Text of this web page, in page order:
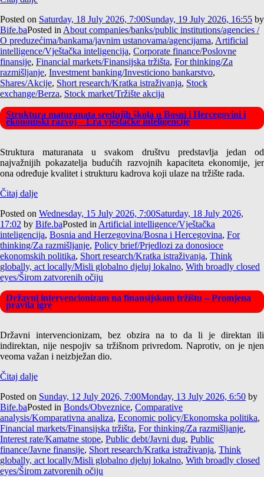
Posted on Saturday, 18 July 2026, 7:00Sunday, 19 July 2026, 16:55 by
Bife.baPosted in About companies/banks/public institutions/agencies /
O preduzećima/bankama/javnim ustanovama/agencijama, Artificial
intelligence/Vještačka inteligencija, Corporate finance/Poslovne
finansije, Financial markets/Finansijska tržišta, For thinking/Za
razmišljanje, Investment banking/Investiciono bankarstvo,
Shares/Akcije, Short research/Kratka istraživanja, Stock
exchange/Berza, Stock market/Tržište akcija
Struktura maturanata srednjih škola u Bosni i Hercegovini i
ekonomski razvoj – Era vještačke inteligencije
Struktura maturanata u svakom društvu predstavlja jedan od
najvažnijih pokazatelja budućih razvojnih kapaciteta ekonomije, jer
ona određuje kvalitet i strukturu kadrova koji ulaze na tržište rada.
Čitaj dalje
Posted on Wednesday, 15 July 2026, 7:00Saturday, 18 July 2026,
17:02 by Bife.baPosted in Artificial intelligence/Vještačka
inteligencija, Bosnia and Herzegovina/Bosna i Hercegovina, For
thinking/Za razmišljanje, Policy brief/Prjedlozi za donosioce
ekonomskih politika, Short research/Kratka istraživanja, Think
globally, act locally/Misli globalno djeluj lokalno, With broadly closed
eyes/Širom zatvorenih očiju
Državni intervencionizam na finansijskom tržištu – Promjena
pravila igre
Državni intervencionizam, bez obzira na to da li je direktan ili
indirektan, nije nespojiv sa tržišnom privredom. Naprotiv, on je njen
veoma važan i neizbježan dio.
Čitaj dalje
Posted on Sunday, 12 July 2026, 7:00Monday, 13 July 2026, 6:50 by
Bife.baPosted in Bonds/Obveznice, Comparative
analysis/Komparativna analiza, Economic policy/Ekonomska politika,
Financial markets/Finansijska tržišta, For thinking/Za razmišljanje,
Interest rate/Kamatne stope, Public debt/Javni dug, Public
finance/Javne finansije, Short research/Kratka istraživanja, Think
globally, act locally/Misli globalno djeluj lokalno, With broadly closed
eyes/Širom zatvorenih očiju